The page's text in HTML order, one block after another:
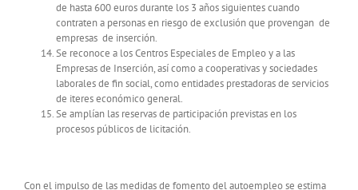
de hasta 600 euros durante los 3 años siguientes cuando
contraten a personas en riesgo de exclusión que provengan de
empresas de inserción.
Se reconoce a los Centros Especiales de Empleo y a las
Empresas de Inserción, así como a cooperativas y sociedades
laborales de fin social, como entidades prestadoras de servicios
de iteres económico general.
Se amplían las reservas de participación previstas en los
procesos públicos de licitación.
Con el impulso de las medidas de fomento del autoempleo se estima